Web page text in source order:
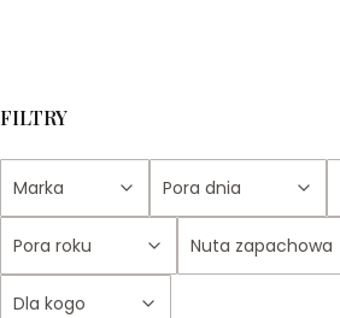
FILTRY
Marka Pora dnia
Pora roku Nuta zapachowa
Dla kogo